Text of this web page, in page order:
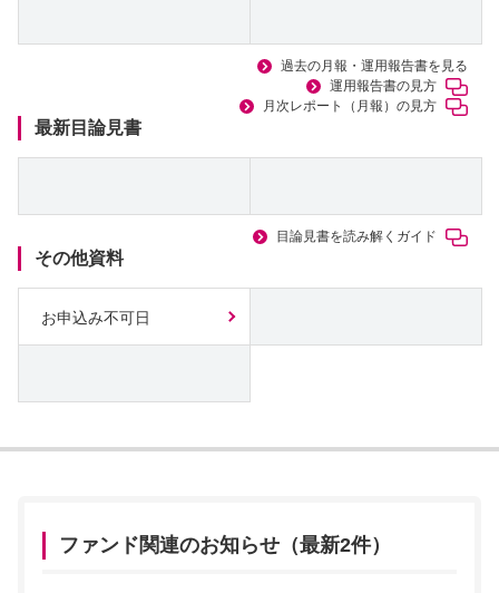
過去の月報・運用報告書を見る
運用報告書の見方
月次レポート（月報）の見方
最新目論見書
目論見書を読み解くガイド
その他資料
お申込み不可日
ファンド関連のお知らせ（最新2件）